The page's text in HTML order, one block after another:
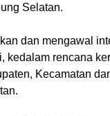
Selatan.
dan mengawal
kedalam rencana
Kecamatan